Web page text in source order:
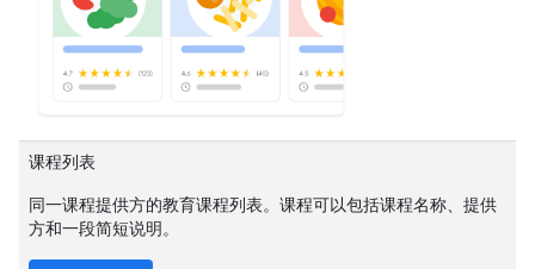
课程列表
同一课程提供方的教育课程列表。课程可以包括课程名称、提供
方和一段简短说明。